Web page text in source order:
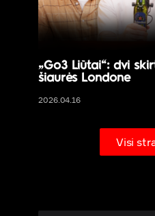
„Go3 Liūtai“: dvi
šiaurės Londone
2026.04.16
Visi